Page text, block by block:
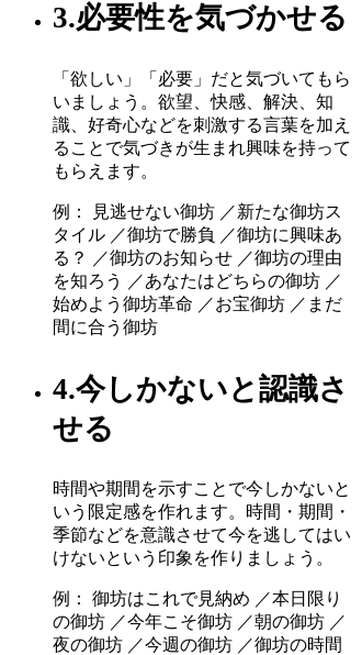
3.必要性を気づかせる
「欲しい」「必要」だと気づいてもら
いましょう。欲望、快感、解決、知
識、好奇心などを刺激する言葉を加え
ることで気づきが生まれ興味を持って
もらえます。
例： 見逃せない御坊 ／新たな御坊ス
タイル ／御坊で勝負 ／御坊に興味あ
る？ ／御坊のお知らせ ／御坊の理由
を知ろう ／あなたはどちらの御坊 ／
始めよう御坊革命 ／お宝御坊 ／まだ
間に合う御坊
4.今しかないと認識さ
せる
時間や期間を示すことで今しかないと
いう限定感を作れます。時間・期間・
季節などを意識させて今を逃してはい
けないという印象を作りましょう。
例： 御坊はこれで見納め ／本日限り
の御坊 ／今年こそ御坊 ／朝の御坊 ／
夜の御坊 ／今週の御坊 ／御坊の時間